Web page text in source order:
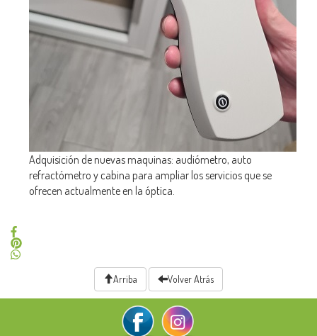
Adquisición de nuevas maquinas: audiómetro, auto
refractómetro y cabina para ampliar los servicios que se
ofrecen actualmente en la óptica.
Arriba Volver Atrás